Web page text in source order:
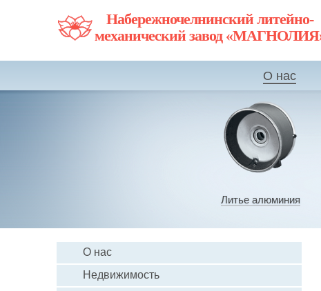
Набережночелнинский литейно-
механический завод
О нас
Литье алюминия
О нас
Недвижимость